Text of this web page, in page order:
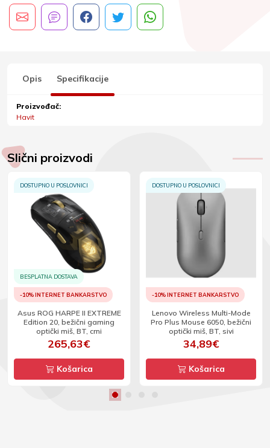
Opis Specifikacije
Proizvođač:
Havit
Slični proizvodi
DOSTUPNO U POSLOVNICI
BESPLATNA DOSTAVA
-10% INTERNET BANKARSTVO
Asus ROG HARPE II EXTREME
Edition 20, bežični gaming
optički miš, BT, crni
265,63€
Košarica
DOSTUPNO U POSLOVNICI
-10% INTERNET BANKARSTVO
Lenovo Wireless Multi-Mode
Pro Plus Mouse 6050, bežični
optički miš, BT, sivi
34,89€
Košarica